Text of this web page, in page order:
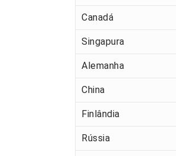
Canadá
Singapura
Alemanha
China
Finlândia
Rússia